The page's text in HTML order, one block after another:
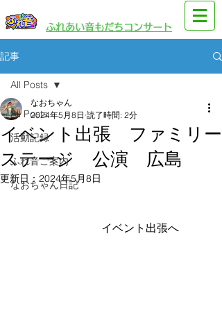
​ふれあい音もだちコンサート
記事
All Posts
活動記録
ふれ音ご案内
なおちゃん日記
All Posts
イベント出張 ファミリー
ステージ 公演 広島
なおちゃん
2024年5月8日 読了時間: 2分
更新日： 2024年5月8日
イベント出張へ